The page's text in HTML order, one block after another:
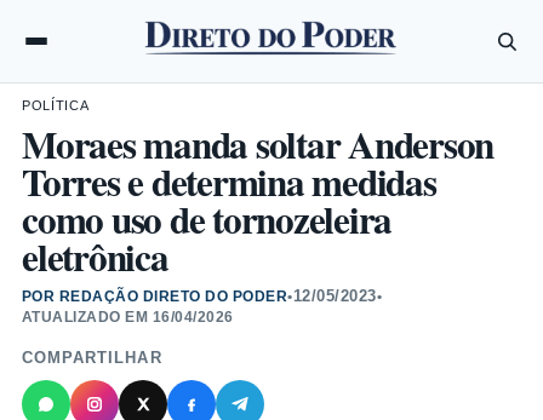
POLÍTICA
Moraes manda soltar Anderson
Torres e determina medidas
como uso de tornozeleira
eletrônica
POR REDAÇÃO DIRETO DO PODER•12/05/2023•
ATUALIZADO EM 16/04/2026
COMPARTILHAR